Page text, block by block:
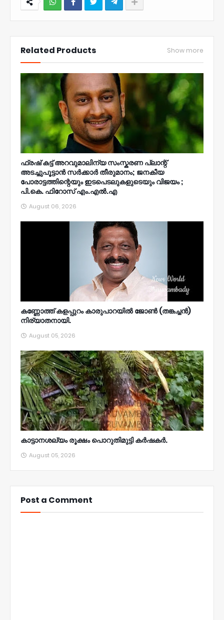
Related Products Show more
ഫ്രഷ് കട്ട് അറവുമാലിന്യ സംസ്കരണ പ്ലാന്റ്
അടച്ചുപൂട്ടാൻ സർക്കാർ തീരുമാനം; ജനകീയ
പോരാട്ടത്തിന്റെയും ഇടപെടലുകളുടെയും വിജയം ;
പി.കെ. ഫിറോസ് എം.എൽ‍.എ
August 06, 2026
കണ്ണോത്ത് കളപ്പുറം കാരുപാറയിൽ ജോൺ (തങ്കച്ചൻ)
നിര്യാതനായി.
August 05, 2026
കാട്ടാനശല്യം രൂക്ഷം പൊറുതിമുട്ടി കർഷകർ.
August 05, 2026
Post a Comment